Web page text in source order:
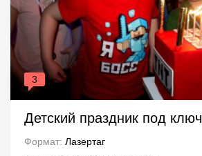
3
Детский праздник под ключ
Формат: Лазертаг